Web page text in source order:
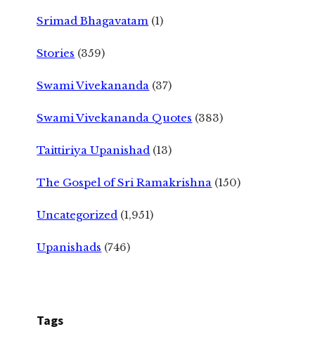
Srimad Bhagavatam (1)
Stories (359)
Swami Vivekananda (37)
Swami Vivekananda Quotes (383)
Taittiriya Upanishad (13)
The Gospel of Sri Ramakrishna (150)
Uncategorized (1,951)
Upanishads (746)
Tags